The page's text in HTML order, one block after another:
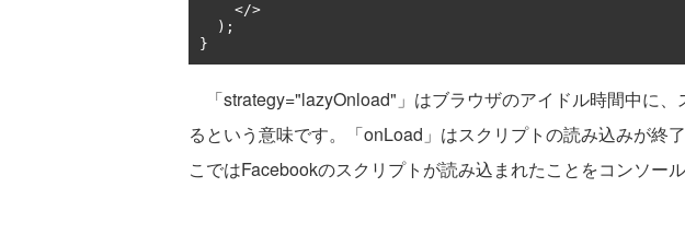
</>
);
}
「strategy="lazyOnload"」はブラウザのアイドル時間中に、
るという意味です。「onLoad」はスクリプトの読み込みが終
こではFacebookのスクリプトが読み込まれたことをコンソール